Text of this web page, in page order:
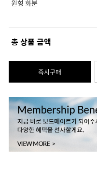
원형 화분
총 상품 금액
즉시구매